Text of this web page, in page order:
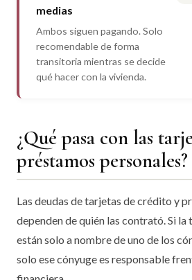
medias
Ambos siguen pagando. Solo
recomendable de forma
transitoria mientras se decide
qué hacer con la vivienda.
¿Qué pasa con las
préstamos personales?
Las deudas de tarjetas de crédito y
dependen de quién las contrató. Si
están solo a nombre de uno de los
solo ese cónyuge es responsable